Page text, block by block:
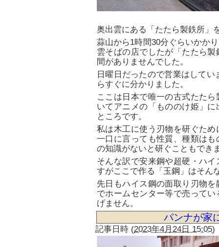
奥出雲にある「たたら製鉄所」
蒜山から1時間30分ぐらいかか
雲そばの店でしたが「たたら
間がありませんでした。
日曜日だったので営業はして
らすぐに分かりました。
ここは日本で唯一の古式たた
いてアニメの「もののけ姫」
ところです。
私は木工に使う刃物を研ぐた
一口に言っても性質、種類は
の知識がないと研ぐこともでき
そんな訳で安来鋼や超硬・ハ
すがここで作る「玉鋼」はそん
先日もハイス鋼の面取り刃物
でホームセンター等で売って
げません。
パンナが家
記事日時 (2023年4月24日 15:05)